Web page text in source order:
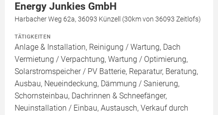
Energy Junkies GmbH
Harbacher Weg 62a, 36093 Künzell (30km von 36093 Zeitlofs)
TÄTIGKEITEN
Anlage & Installation, Reinigung / Wartung, Dach
Vermietung / Verpachtung, Wartung / Optimierung,
Solarstromspeicher / PV Batterie, Reparatur, Beratung,
Ausbau, Neueindeckung, Dämmung / Sanierung,
Schornsteinbau, Dachrinnen & Schneefänger,
Neuinstallation / Einbau, Austausch, Verkauf durch